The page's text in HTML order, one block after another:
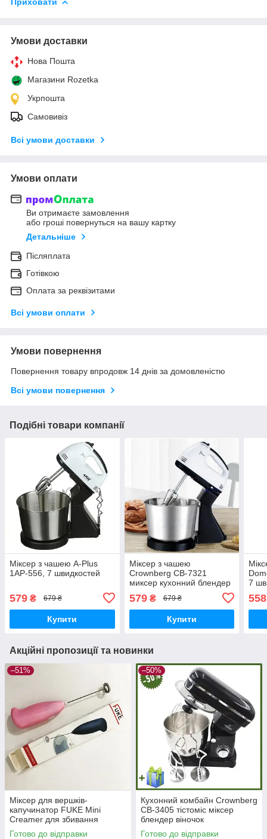
Умови доставки
Нова Пошта
Магазини Rozetka
Укрпошта
Самовивіз
Всі умови доставки
Умови оплати
Ви отримаєте замовлення
або гроші повернуться на вашу картку
Детальніше
Післяплата
Готівкою
Оплата за реквізитами
Всі умови оплати
Умови повернення
Повернення товару впродовж 14 днів за домовленістю
Всі умови повернення
Подібні товари компанії
Міксер з чашею A-Plus
1AP-556, 7 швидкостей
579 ₴ 679 ₴
Купити
Міксер з чашею
Crownberg CB-7321
миксер кухонний блендер
579₴ 679 ₴
Купити
7
558
Акційні пропозиції та новинки
–51%
Міксер для вершків-
капучинатор FUKE Mini
Creamer для збивання
молока, вершків
Готово до відправки
–50%
Кухонний комбайн Crownberg
CB-3405 тістоміс міксер
блендер віночок
Готово до відправки